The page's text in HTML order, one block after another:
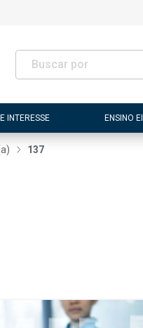
INTERESSE ENSINO
137